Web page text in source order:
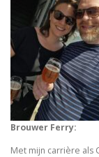
Brouwer Ferry:
Met mijn carrière als